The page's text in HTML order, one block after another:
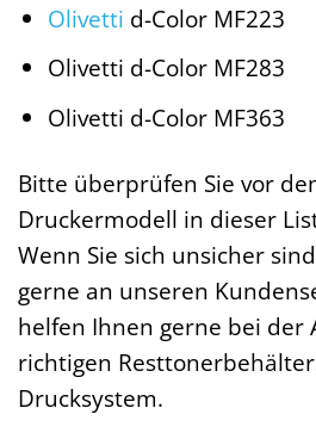
Olivetti d-Color MF223
Olivetti d-Color MF283
Olivetti d-Color MF363
Bitte überprüfen Sie vor
Druckermodell in dieser
Wenn Sie sich unsicher
gerne an unseren
helfen Ihnen gerne bei der
richtigen
Drucksystem.